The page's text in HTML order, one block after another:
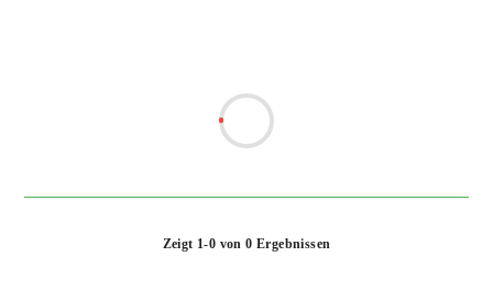
Zeigt 1-0 von 0 Ergebnissen